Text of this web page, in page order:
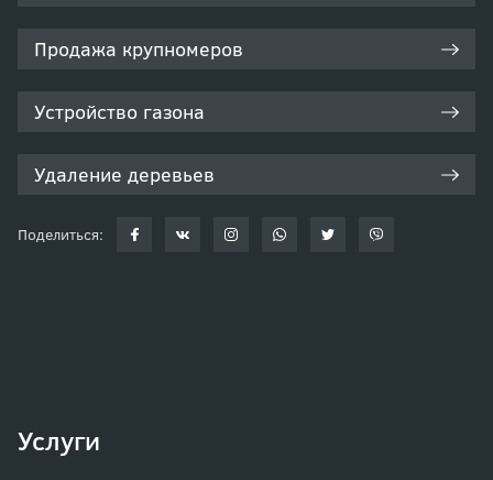
Продажа крупномеров
Устройство газона
Удаление деревьев
Поделиться:
Услуги